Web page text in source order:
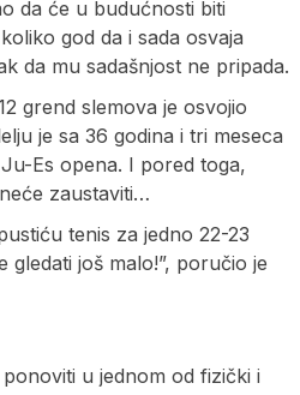
da će u budućnosti biti
god da i sada osvaja
da mu sadašnjost ne pripada.
grend slemova je osvojio
je sa 36 godina i tri meseca
Es opena. I pored toga,
zaustaviti…
tenis za jedno 22-23
gledati još malo!”, poručio je
u jednom od fizički i